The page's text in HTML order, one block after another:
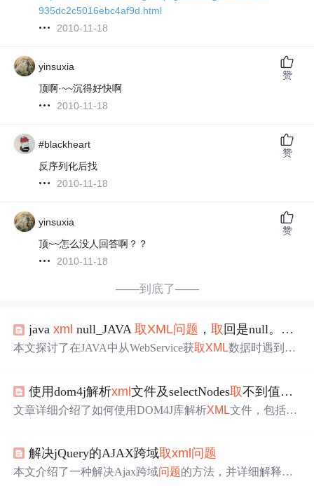
935dc2c5016ebc4af9d.html
2010-11-18
yinsuxia
顶啊·~~沉得好快啊
2010-11-18
赞
#blackheart
反序列化后找
2010-11-18
赞
yinsuxia
顶~~怎么没人回答啊？？
2010-11-18
赞
——到底了——
javaxml null_JAVA取XML问题 ，取 回是null。请大家看下是什么
本文探讨了在JAVA中从WebService获取XML数据时遇到的
使用dom4j解析xml文件及selectNodes取不到值问题
文章详细介绍了如何使用DOM4J库解析XML文件，包括获
命名空间导致的取值问题，并提供了三种解决方案，分别
是全局添加命名空间、指定XPath添加命名空间和通过元素
解决jQuery的AJAX跨域取xml问题
本文介绍了一种解决Ajax跨域问题的方法，并详细解释了